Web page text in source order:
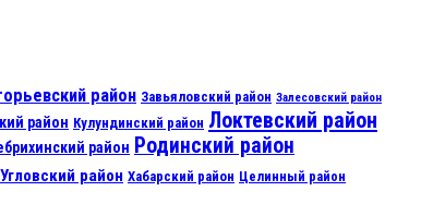
район Завьяловский район Залесовский район
район Кулундинский район Локтевский район
район Родинский район
Угловский район Хабарский район Целинный район